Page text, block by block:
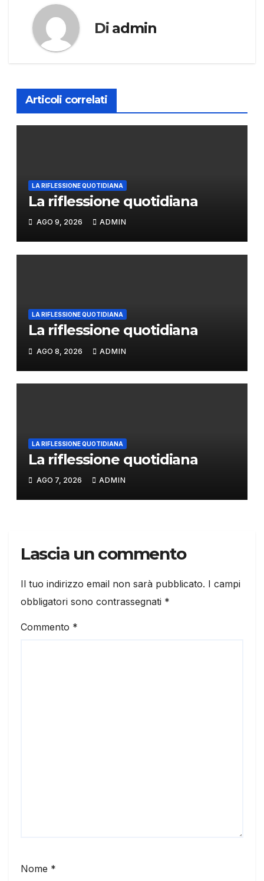
Di admin
Articoli correlati
LA RIFLESSIONE QUOTIDIANA
La riflessione quotidiana
AGO 9, 2026 ADMIN
LA RIFLESSIONE QUOTIDIANA
La riflessione quotidiana
AGO 8, 2026 ADMIN
LA RIFLESSIONE QUOTIDIANA
La riflessione quotidiana
AGO 7, 2026 ADMIN
Lascia un commento
Il tuo indirizzo email non sarà pubblicato. I campi
obbligatori sono contrassegnati *
Commento *
Nome *